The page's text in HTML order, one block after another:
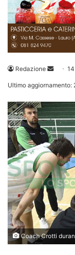
Redazione
Invia
Ultimo aggiornamento:
Coach Crotti